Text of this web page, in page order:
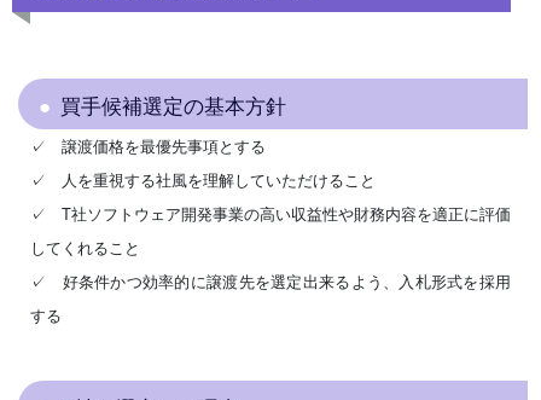
買手候補選定の基本方針
✓ 譲渡価格を最優先事項とする
✓ 人を重視する社風を理解していただけること
✓ T社ソフトウェア開発事業の高い収益性や財務内容を適正に評価
してくれること
✓ 好条件かつ効率的に譲渡先を選定出来るよう、入札形式を採用
する